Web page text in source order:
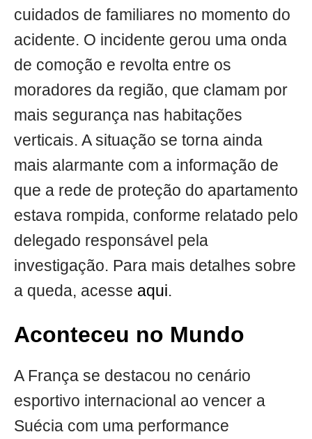
cuidados de familiares no momento do
acidente. O incidente gerou uma onda
de comoção e revolta entre os
moradores da região, que clamam por
mais segurança nas habitações
verticais. A situação se torna ainda
mais alarmante com a informação de
que a rede de proteção do apartamento
estava rompida, conforme relatado pelo
delegado responsável pela
investigação. Para mais detalhes sobre
a queda, acesse aqui.
Aconteceu no Mundo
A França se destacou no cenário
esportivo internacional ao vencer a
Suécia com uma performance